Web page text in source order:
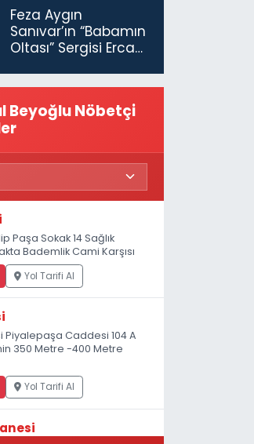
Feza Aygın
Sanıvar’ın “Babamın
Oltası” Sergisi Ercan
Beyoğlu Nöbetçi
Paşa Sokak 14 Sağlık
Bademlik Cami Karşısı
Yol Tarifi Al
Caddesi 104 A
350 Metre -400 Metre
Yol Tarifi Al